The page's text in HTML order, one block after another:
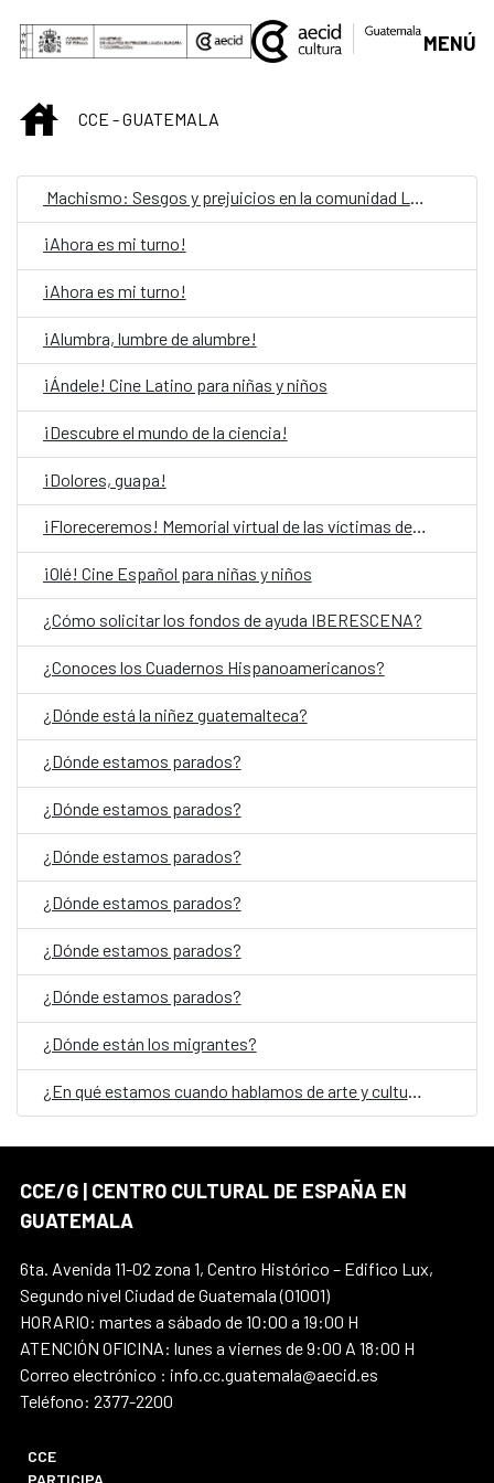
Skip to Main Content
MENÚ
INICIOCCE - GUATEMALA
Machismo: Sesgos y prejuicios en la comunidad LGBTIQ
¡Ahora es mi turno!
¡Ahora es mi turno!
¡Alumbra, lumbre de alumbre!
¡Ándele! Cine Latino para niñas y niños
¡Descubre el mundo de la ciencia!
¡Dolores, guapa!
¡Floreceremos! Memorial virtual de las víctimas del Conflicto Armado Interno en Guatemala
¡Olé! Cine Español para niñas y niños
¿Cómo solicitar los fondos de ayuda IBERESCENA?
¿Conoces los Cuadernos Hispanoamericanos?
¿Dónde está la niñez guatemalteca?
¿Dónde estamos parados?
¿Dónde estamos parados?
¿Dónde estamos parados?
¿Dónde estamos parados?
¿Dónde estamos parados?
¿Dónde estamos parados?
¿Dónde están los migrantes?
CCE/G | CENTRO CULTURAL DE ESPAÑA EN
GUATEMALA
6ta. Avenida 11-02 zona 1, Centro Histórico – Edifico Lux,
Segundo nivel Ciudad de Guatemala (01001)
HORARIO: martes a sábado de 10:00 a 19:00 H
ATENCIÓN OFICINA: lunes a viernes de 9:00 A 18:00 H
Correo electrónico : info.cc.guatemala@aecid.es
Teléfono: 2377-2200
CCE